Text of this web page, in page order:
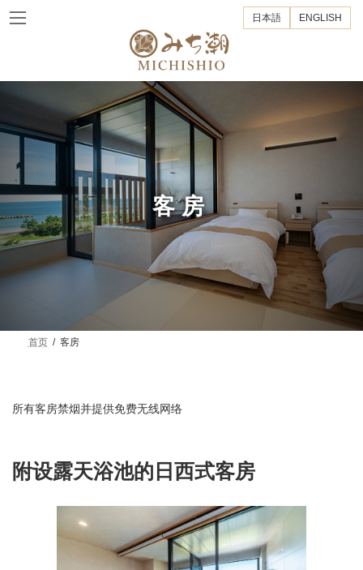
日本語 ENGLISH
客房
首页 客房
所有客房禁烟并提供免费无线网络
附设露天浴池的日西式客房